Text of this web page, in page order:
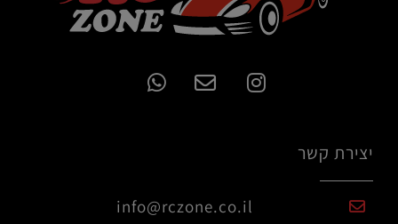
יצירת קשר
info@rczone.co.il